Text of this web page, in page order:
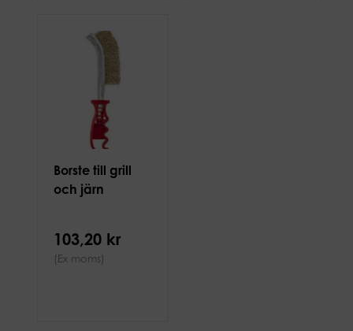
Borste till grill
och järn
103,20 kr
(Ex moms)